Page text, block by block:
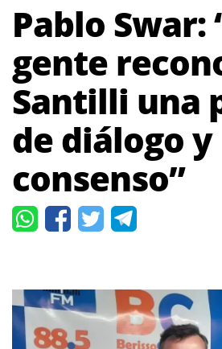
Pablo Swar:
gente
Santilli una
de diálogo y
consenso”